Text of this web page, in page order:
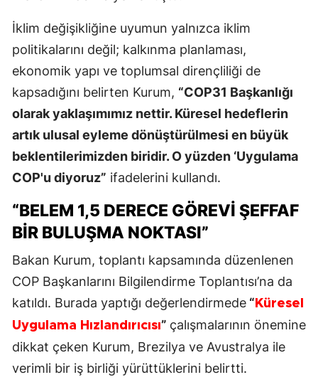
İklim değişikliğine uyumun yalnızca iklim
politikalarını değil; kalkınma planlaması,
ekonomik yapı ve toplumsal dirençliliği de
kapsadığını belirten Kurum, “COP31 Başkanlığı
olarak yaklaşımımız nettir. Küresel hedeflerin
artık ulusal eyleme dönüştürülmesi en büyük
beklentilerimizden biridir. O yüzden ‘Uygulama
COP'u diyoruz” ifadelerini kullandı.
“BELEM 1,5 DERECE GÖREVI ŞEFFAF
BIR BULUŞMA NOKTASI”
Bakan Kurum, toplantı kapsamında düzenlenen
COP Başkanlarını Bilgilendirme Toplantısı’na da
katıldı. Burada yaptığı değerlendirmede “ Küresel
Uygulama Hızlandırıcısı” çalışmalarının önemine
dikkat çeken Kurum, Brezilya ve Avustralya ile
verimli bir iş birliği yürüttüklerini belirtti.